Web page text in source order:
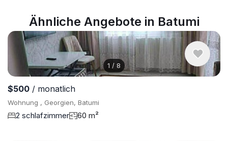
Ähnliche Angebote in Batumi
1 / 8
$500 / monatlich
Wohnung , Georgien, Batumi
2 schlafzimmer 60 m²